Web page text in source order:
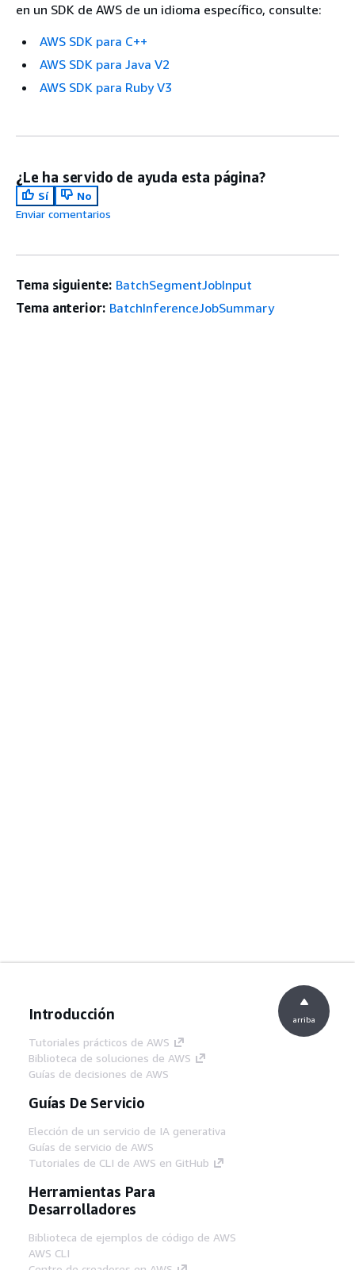
en un SDK de AWS de un idioma específico, consulte:
AWS SDK para C++
AWS SDK para Java V2
AWS SDK para Ruby V3
¿Le ha servido de ayuda esta página?
Sí
No
Enviar comentarios
Tema siguiente: BatchSegmentJobInput
Tema anterior: BatchInferenceJobSummary
Introducción
Tutoriales prácticos de AWS
Biblioteca de soluciones de AWS
Guías de decisiones de AWS
Guías De Servicio
Elección de un servicio de IA generativa
Guías de servicio de AWS
Tutoriales de CLI de AWS en GitHub
Herramientas Para
Desarrolladores
Biblioteca de ejemplos de código de AWS
AWS CLI
arriba